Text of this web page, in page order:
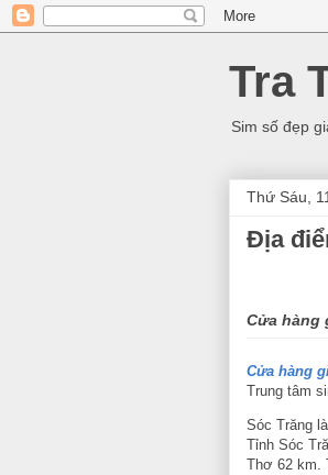
Tra
Sim số đẹp
Thứ Sáu,
Địa
Cửa hàng
Cửa hàng
Trung tâm
Sóc Trăng
Tỉnh Sóc
Thơ 62 km.